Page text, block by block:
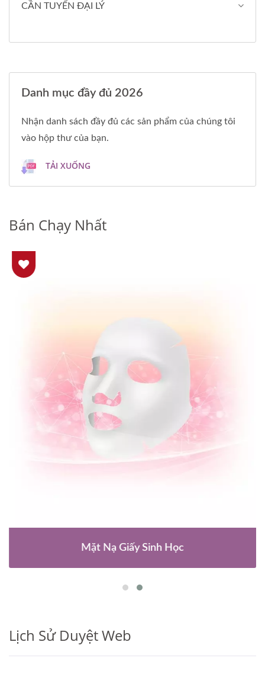
CẦN TUYỂN ĐẠI LÝ
Danh mục đầy đủ 2026
Nhận danh sách đầy đủ các sản phẩm của chúng tôi
vào hộp thư của bạn.
TẢI XUỐNG
Bán Chạy Nhất
Mặt Nạ Giấy Sinh Học
Lịch Sử Duyệt Web